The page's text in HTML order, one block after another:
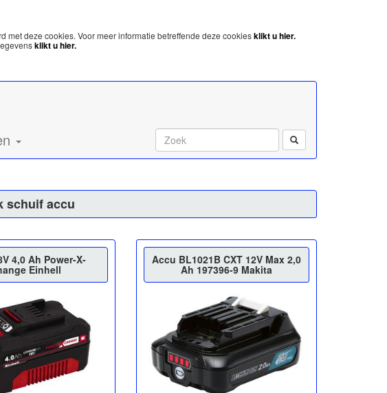
deze cookies. Voor meer informatie betreffende deze cookiesklikt u hier.
klikt u hier.
schuif accu
4,0 Ah Power-X-
Einhell
Accu BL1021B CXT 12V Max 2,0
Ah 197396-9 Makita